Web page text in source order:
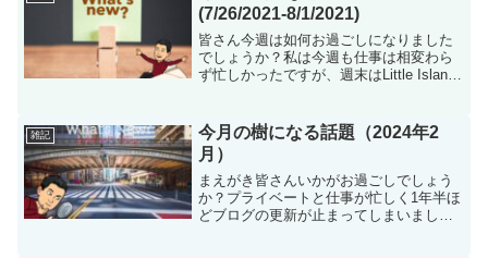
ンからの距離がさらに遠...
(7/26/2021-8/1/2021)
皆さん今週は如何お過ごしになりました
でしょうか？私は今週も仕事は相変わら
ず忙しかったですが、週末はLittle Island
ました。さて、いつものように今週も個
人的に気...
雑記
今月の樹になる話題（2024年2
月）
まえがき皆さんいかがお過ごしでしょう
か？プライベートと仕事が忙しく1年半ほ
どブログの更新が止まってしまいました